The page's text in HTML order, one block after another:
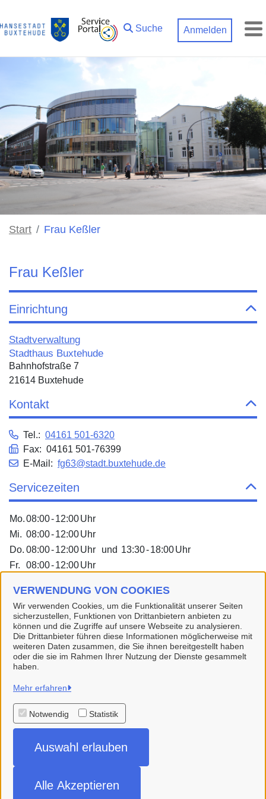
VERWENDUNG VON COOKIES
Wir verwenden Cookies, um die Funktionalität unserer Seiten
sicherzustellen, Funktionen von Drittanbietern anbieten zu
können und die Zugriffe auf unsere Webseite zu analysieren.
Die Drittanbieter führen diese Informationen möglicherweise mit
weiteren Daten zusammen, die Sie ihnen bereitgestellt haben
oder die sie im Rahmen Ihrer Nutzung der Dienste gesammelt
haben.
Mehr erfahren
Notwendig Statistik
Auswahl erlauben
Alle Akzeptieren
Suche Anmelden
Start Frau Keßler
Frau Keßler
Einrichtung
Stadtverwaltung
Stadthaus Buxtehude
Bahnhofstraße 7
21614 Buxtehude
Kontakt
Tel.: 04161 501-6320
Fax: 04161 501-76399
E-Mail: fg63@stadt.buxtehude.de
Servicezeiten
Mo.08:00-12:00Uhr
Mi. 08:00-12:00Uhr
Do. 08:00-12:00Uhr und 13:30-18:00Uhr
Fr.
08:00-12:00Uhr
Dienstleistungen
Alle zugeordneten Einrichtungen
Hansestadt Buxtehude
Alle Rechte vorbehalten
Datenschutzerklärung